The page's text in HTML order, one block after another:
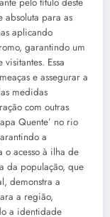
absoluta para as
aplicando
garantindo um
Essa
e assegurar a
medidas
com outras
Quente’ no rio
a
o acesso à ilha de
da população, que
demonstra a
a região,
a identidade